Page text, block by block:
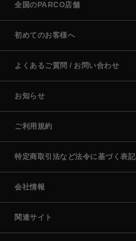
全国のPARCO店舗
初めてのお客様へ
よくあるご質問 / お問い合わせ
お知らせ
ご利用規約
特定商取引法など法令に基づく表記
会社情報
関連サイト